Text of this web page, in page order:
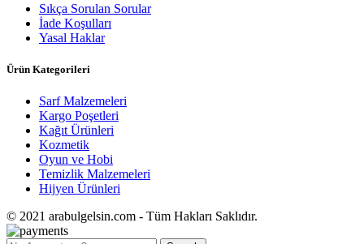
Sıkça Sorulan Sorular
İade Koşulları
Yasal Haklar
Ürün Kategorileri
Sarf Malzemeleri
Kargo Poşetleri
Kağıt Ürünleri
Kozmetik
Oyun ve Hobi
Temizlik Malzemeleri
Hijyen Ürünleri
© 2021 arabulgelsin.com - Tüm Hakları Saklıdır.